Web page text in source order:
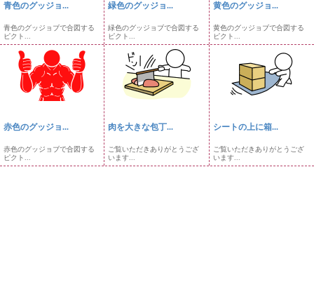
青色のグッジョ...
青色のグッジョブで合図する
ピクト...
緑色のグッジョ...
緑色のグッジョブで合図する
ピクト...
黄色のグッジョ...
黄色のグッジョブで合図する
ピクト...
赤色のグッジョ...
赤色のグッジョブで合図する
ピクト...
肉を大きな包丁...
ご覧いただきありがとうござ
います...
シートの上に箱...
ご覧いただきありがとうござ
います...